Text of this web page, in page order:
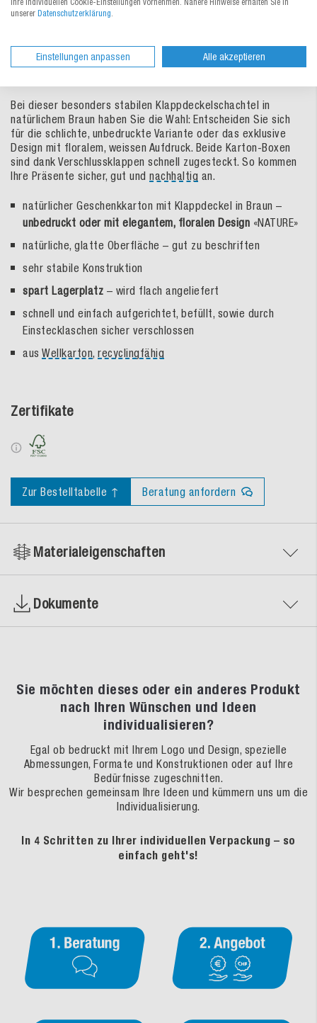
Produktbeschreibung
Geschenkkarton quadratisch
Bei dieser besonders stabilen Klappdeckelschachtel in
natürlichem Braun haben Sie die Wahl: Entscheiden Sie sich
für die schlichte, unbedruckte Variante oder das exklusive
Design mit floralem, weissen Aufdruck. Beide Karton-Boxen
sind dank Verschlussklappen schnell zugesteckt. So kommen
Ihre Präsente sicher, gut und nachhaltig an.
natürlicher Geschenkkarton mit Klappdeckel in Braun –
unbedruckt oder mit elegantem, floralen Design «NATURE»
natürliche, glatte Oberfläche – gut zu beschriften
sehr stabile Konstruktion
spart Lagerplatz – wird flach angeliefert
schnell und einfach aufgerichtet, befüllt, sowie durch
Einstecklaschen sicher verschlossen
aus Wellkarton, recyclingfähig
Zertifikate
Zur Bestelltabelle ↑ Beratung anfordern
Materialeigenschaften
Dokumente
Sie möchten dieses oder ein anderes Produkt
nach Ihren Wünschen und Ideen
individualisieren?
Egal ob bedruckt mit Ihrem Logo und Design, spezielle
Abmessungen, Formate und Konstruktionen oder auf Ihre
Bedürfnisse zugeschnitten.
Wir besprechen gemeinsam Ihre Ideen und kümmern uns um die
Individualisierung.
In 4 Schritten zu Ihrer individuellen Verpackung – so
einfach geht's!
Ihre individuellen Cookie-Einstellungen vornehmen. Nähere Hinweise erhalten Sie in
unserer Datenschutzerklärung.
Einstellungen anpassen Alle akzeptieren